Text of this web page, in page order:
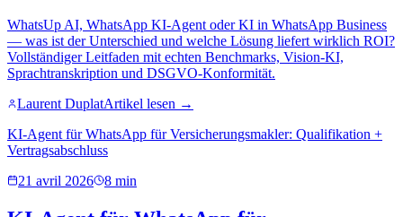
WhatsUp AI, WhatsApp KI-Agent oder KI in WhatsApp Business
— was ist der Unterschied und welche Lösung liefert wirklich ROI?
Vollständiger Leitfaden mit echten Benchmarks, Vision-KI,
Sprachtranskription und DSGVO-Konformität.
Laurent DuplatArtikel lesen →
KI-Agent für WhatsApp für Versicherungsmakler: Qualifikation +
Vertragsabschluss
21 avril 2026
8 min